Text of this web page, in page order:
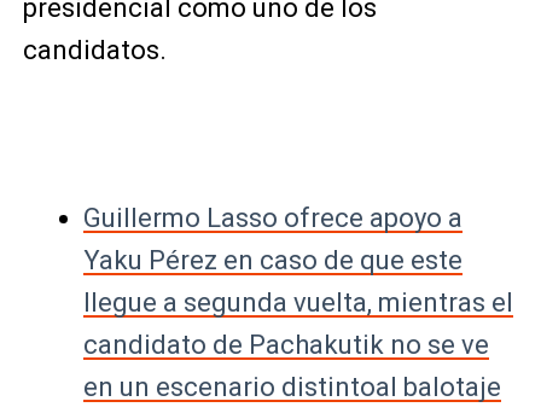
presidencial como uno de los
candidatos.
Guillermo Lasso ofrece apoyo a
Yaku Pérez en caso de que este
llegue a segunda vuelta, mientras el
candidato de Pachakutik no se ve
en un escenario distintoal balotaje